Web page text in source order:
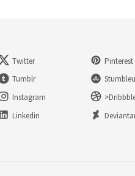
Twitter
Pinterest
Tumblr
Instagram
Linkedin